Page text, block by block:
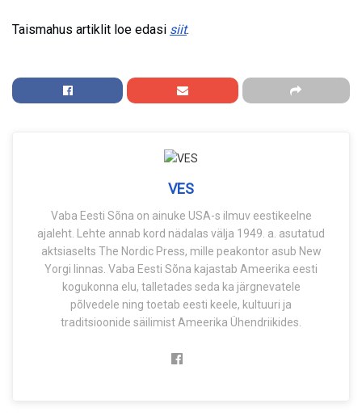
Taismahus artiklit loe edasi siit.
VES
Vaba Eesti Sõna on ainuke USA-s ilmuv eestikeelne
ajaleht. Lehte annab kord nädalas välja 1949. a. asutatud
aktsiaselts The Nordic Press, mille peakontor asub New
Yorgi linnas. Vaba Eesti Sõna kajastab Ameerika eesti
kogukonna elu, talletades seda ka järgnevatele
põlvedele ning toetab eesti keele, kultuuri ja
traditsioonide säilimist Ameerika Ühendriikides.